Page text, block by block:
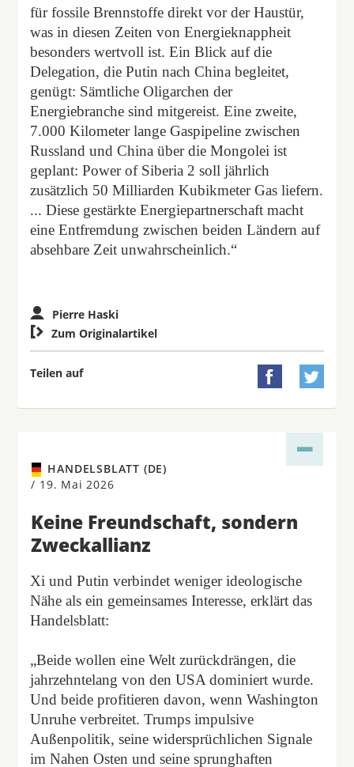
für fossile Brennstoffe direkt vor der Haustür,
was in diesen Zeiten von Energieknappheit
besonders wertvoll ist. Ein Blick auf die
Delegation, die Putin nach China begleitet,
genügt: Sämtliche Oligarchen der
Energiebranche sind mitgereist. Eine zweite,
7.000 Kilometer lange Gaspipeline zwischen
Russland und China über die Mongolei ist
geplant: Power of Siberia 2 soll jährlich
zusätzlich 50 Milliarden Kubikmeter Gas liefern.
... Diese gestärkte Energiepartnerschaft macht
eine Entfremdung zwischen beiden Ländern auf
absehbare Zeit unwahrscheinlich.“
Pierre Haski
 Zum Originalartikel
Teilen auf  
HANDELSBLATT (DE)
/ 19. Mai 2026
Keine Freundschaft, sondern
Zweckallianz
Xi und Putin verbindet weniger ideologische
Nähe als ein gemeinsames Interesse, erklärt das
Handelsblatt:
„Beide wollen eine Welt zurückdrängen, die
jahrzehntelang von den USA dominiert wurde.
Und beide profitieren davon, wenn Washington
Unruhe verbreitet. Trumps impulsive
Außenpolitik, seine widersprüchlichen Signale
im Nahen Osten und seine sprunghaften